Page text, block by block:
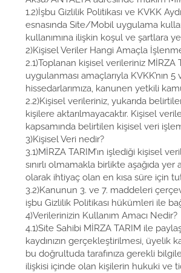
1.2)İşbu Gizlilik Politikası ve KVKK
esnasında Site/Mobil uygulama
kullanımına ilişkin koşul ve şartlara
2)Kişisel Veriler Hangi Amaçla
2.1)Toplanan kişisel verileriniz
uygulanması amaçlarıyla KVKK’nın
hissedarlarımıza, kanunen yetkili
2.2)Kişisel verileriniz, yukarıda
kişilere aktarılmayacaktır. Kişisel
kapsamında belirtilen kişisel veri
3)Kişisel Veri nedir?
3.1)MİRZA TARIM’ın işlediği kişisel
sınırlı olmamakla birlikte aşağıda
olarak ihtiyaç olan en kısa süre için
3.2)Kanunun 3. ve 7. maddeleri
işbu Gizlilik Politikası hükümleri ile
4)Verilerinizin Kullanım Amacı Nedir?
4.1)Site Sahibi MİRZA TARIM ile
kaydınızın gerçekleştirilmesi, üyelik
bu doğrultuda tarafınıza gerekli
ilişkisi içinde olan kişilerin hukuki ve